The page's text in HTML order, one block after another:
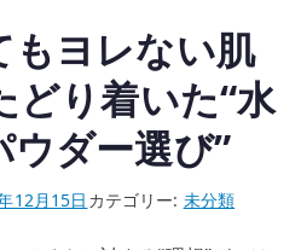
もヨレない肌
どり着いた“水
ダー選び”
12月15日 カテゴリー: 未分類